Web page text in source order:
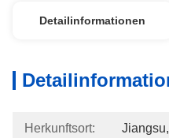
Detailinformationen
Herkunftsort: